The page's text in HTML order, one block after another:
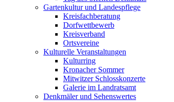
Gartenkultur und Landespflege
Kreisfachberatung
Dorfwettbewerb
Kreisverband
Ortsvereine
Kulturelle Veranstaltungen
Kulturring
Kronacher Sommer
Mitwitzer Schlosskonzerte
Galerie im Landratsamt
Denkmäler und Sehenswertes